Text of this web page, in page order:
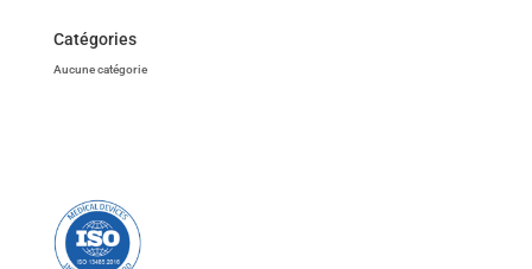
Catégories
Aucune catégorie